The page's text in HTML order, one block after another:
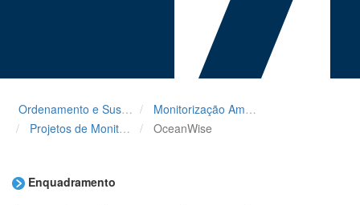
Ordenamento e Sustentabilidade
Monitorização Ambiental
Projetos de Monitorização e de Medidas para o Mar Português
OceanWise
Enquadramento